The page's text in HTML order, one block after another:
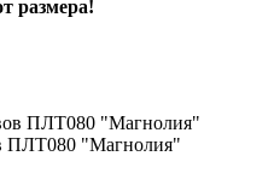
размера!
ПЛТ080 "Магнолия"